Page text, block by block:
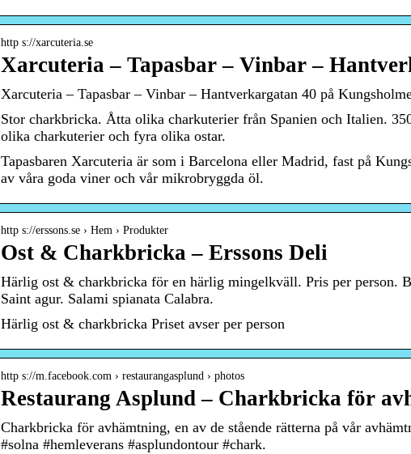
http s://xarcuteria.se
Xarcuteria – Tapasbar – Vinbar –
Xarcuteria – Tapasbar – Vinbar – Hantverkargatan 40 på
Stor charkbricka. Åtta olika charkuterier från Spanien och Italien.
olika charkuterier och fyra olika ostar.
Tapasbaren Xarcuteria är som i Barcelona eller Madrid, fast på
av våra goda viner och vår mikrobryggda öl.
http s://erssons.se › Hem › Produkter
Ost & Charkbricka – Erssons Deli
Härlig ost & charkbricka för en härlig mingelkväll. Pris per person.
Saint agur. Salami spianata Calabra.
Härlig ost & charkbricka Priset avser per person
http s://m.facebook.com › restaurangasplund › photos
Restaurang Asplund – Charkbricka för
Charkbricka för avhämtning, en av de stående rätterna på vår
#solna #hemleverans #asplundontour #chark.